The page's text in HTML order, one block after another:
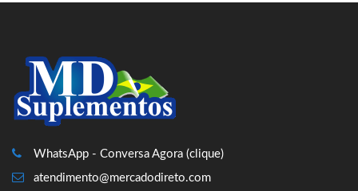
WhatsApp - Conversa Agora (clique)
atendimento@mercadodireto.com